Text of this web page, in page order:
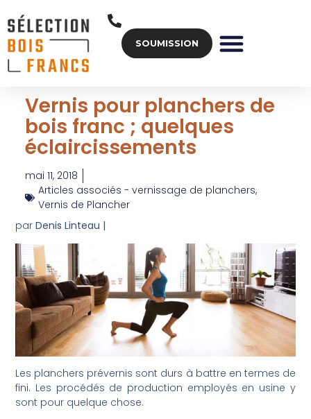
SOUMISSION
Vernis pour planchers de
bois franc ; quelques
éclaircissements
mai 11, 2018
Articles associés - vernissage de planchers,
Vernis de Plancher
parDenis Linteau |
Les planchers prévernis sont durs à battre en termes de
fini. Les procédés de production employés en usine y
sont pour quelque chose.